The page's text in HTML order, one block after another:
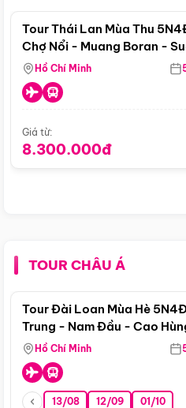
Tour Thái Lan Mùa Thu
Chợ Nổi - Muang Boran -
Airlines)
Hồ Chí Minh
Giá từ:
8.300.000đ
TOUR CHÂU Á
Tour Đài Loan Mùa Hè
Trung - Nam Đầu - Cao
Hồ Chí Minh
13/08 12/09 01/10